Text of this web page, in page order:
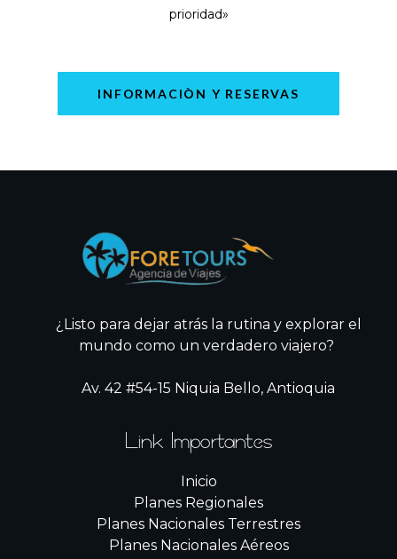
prioridad»
INFORMACIÒN Y RESERVAS
¿Listo para dejar atrás la rutina y explorar el
mundo como un verdadero viajero?
Av. 42 #54-15 Niquia Bello, Antioquia
Link Importantes
Inicio
Planes Regionales
Planes Nacionales Terrestres
Planes Nacionales Aéreos